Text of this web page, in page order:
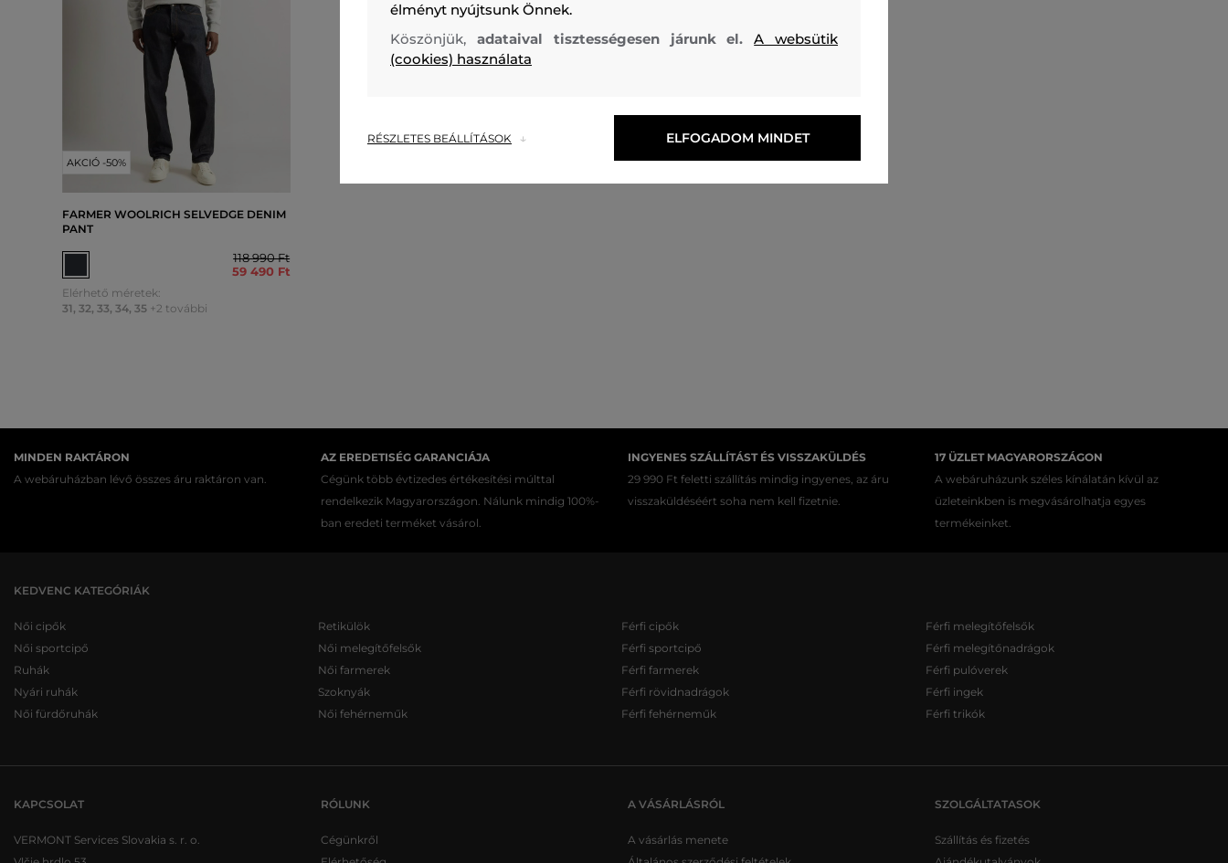
AKCIÓ -50%
FARMER WOOLRICH SELVEDGE DENIM
PANT
118 990 Ft
59 490 Ft
Elérhető méretek:
31 , 32, 33, 34, 35 +2 további
MINDEN RAKTÁRON
A webáruházban lévő összes áru raktáron van.
AZ EREDETISÉG GARANCIÁJA
Cégünk több évtizedes értékesítési múlttal
rendelkezik Magyarországon. Nálunk mindig 100%-
ban eredeti terméket vásárol.
INGYENES SZÁLLÍTÁST ÉS VISSZAKÜLDÉS
29 990 Ft feletti szállítás mindig ingyenes, az áru
visszaküldéséért soha nem kell fizetnie.
17 ÜZLET MAGYARORSZÁGON
A webáruházunk széles kínálatán kívül az
üzleteinkben is megvásárolhatja egyes
termékeinket.
KEDVENC KATEGÓRIÁK
Női cipők
Női sportcipő
Ruhák
Nyári ruhák
Női fürdőruhák
Retikülök
Női melegítőfelsők
Női farmerek
Szoknyák
Női fehérneműk
Férfi cipők
Férfi sportcipő
Férfi farmerek
Férfi rövidnadrágok
Férfi fehérneműk
Férfi melegítőfelsők
Férfi melegítőnadrágok
Férfi pulóverek
Férfi ingek
Férfi trikók
KAPCSOLAT
VERMONT Services Slovakia s. r. o.
RÓLUNK
Cégünkről
A VÁSÁRLÁSRÓL
A vásárlás menete
SZOLGÁLTATASOK
Szállítás és fizetés
élményt nyújtsunk Önnek.
Köszönjük, adataival tisztességesen járunk el.A websütik
(cookies) használata
RÉSZLETES BEÁLLÍTÁSOK ELFOGADOM MINDET